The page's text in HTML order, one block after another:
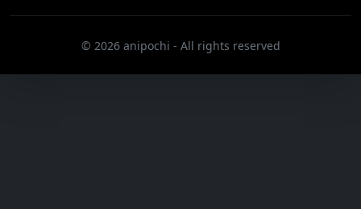
© 2026 anipochi - All rights reserved